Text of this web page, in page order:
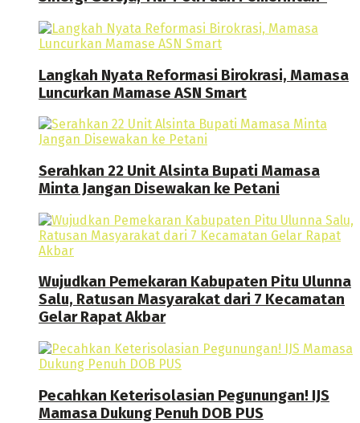
Langkah Nyata Reformasi Birokrasi, Mamasa
Luncurkan Mamase ASN Smart
Serahkan 22 Unit Alsinta Bupati Mamasa
Minta Jangan Disewakan ke Petani
Wujudkan Pemekaran Kabupaten Pitu Ulunna
Salu, Ratusan Masyarakat dari 7 Kecamatan
Gelar Rapat Akbar
Pecahkan Keterisolasian Pegunungan! IJS
Mamasa Dukung Penuh DOB PUS